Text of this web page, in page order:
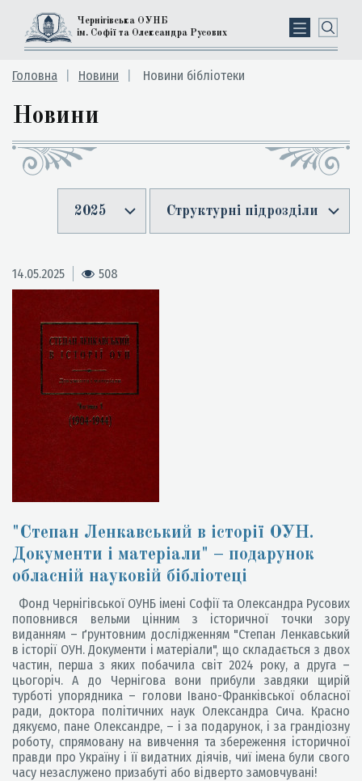
Чернігівська ОУНБ
ім. Софії та Олександра Русових
Головна Новини Новини бібліотеки
Новини
2025 Структурні підрозділи
14.05.2025 508
"Степан Ленкавський в історії ОУН.
Документи і матеріали" – подарунок
обласній науковій бібліотеці
Фонд Чернігівської ОУНБ імені Софії та Олександра Русових
поповнився вельми цінним з історичної точки зору
виданням – ґрунтовним дослідженням "Степан Ленкавський
в історії ОУН. Документи і матеріали", що складається з двох
частин, перша з яких побачила світ 2024 року, а друга –
цьогоріч. А до Чернігова вони прибули завдяки щирій
турботі упорядника – голови Івано-Франківської обласної
ради, доктора політичних наук Олександра Сича. Красно
дякуємо, пане Олександре, – і за подарунок, і за грандіозну
роботу, спрямовану на вивчення та збереження історичної
правди про Україну і її видатних діячів, чиї імена були свого
часу незаслужено призабуті або відверто замовчувані!